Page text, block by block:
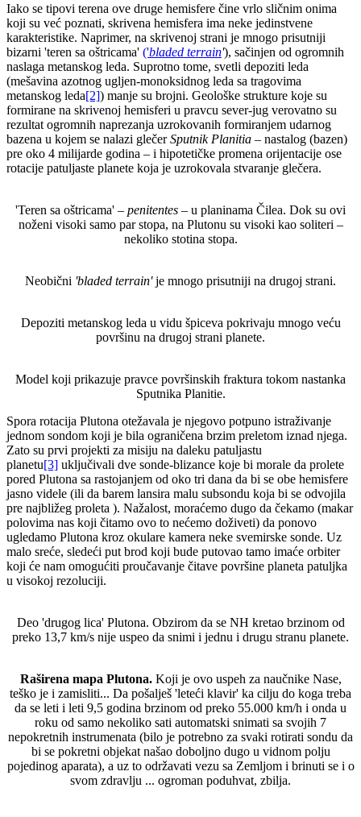
Iako se tipovi terena ove druge hemisfere čine vrlo sličnim onima
koji su već poznati, skrivena hemisfera ima neke jedinstvene
karakteristike. Naprimer, na skrivenoj strani je mnogo prisutniji
bizarni 'teren sa oštricama' ('bladed terrain'), sačinjen od ogromnih
naslaga metanskog leda. Suprotno tome, svetli depoziti leda
(mešavina azotnog ugljen-monoksidnog leda sa tragovima
metanskog leda[2]) manje su brojni. Geološke strukture koje su
formirane na skrivenoj hemisferi u pravcu sever-jug verovatno su
rezultat ogromnih naprezanja uzrokovanih formiranjem udarnog
bazena u kojem se nalazi glečerSputnik Planitia – nastalog (bazen)
pre oko 4 milijarde godina – i hipotetičke promena orijentacije ose
rotacije patuljaste planete koja je uzrokovala stvaranje glečera.
'Teren sa oštricama' – penitentes – u planinama Čilea. Dok su ovi
noženi visoki samo par stopa, na Plutonu su visoki kao soliteri –
nekoliko stotina stopa.
Neobični 'bladed terrain'je mnogo prisutniji na drugoj strani.
Depoziti metanskog leda u vidu špiceva pokrivaju mnogo veću
površinu na drugoj strani planete.
Model koji prikazuje pravce površinskih fraktura tokom nastanka
Sputnika Planitie.
Spora rotacija Plutona otežavala je njegovo potpuno istraživanje
jednom sondom koji je bila ograničena brzim preletom iznad njega.
Zato su prvi projekti za misiju na daleku patuljastu
planetu[3] uključivali dve sonde-blizance koje bi morale da prolete
pored Plutona sa rastojanjem od oko tri dana da bi se obe hemisfere
jasno videle (ili da barem lansira malu subsondu koja bi se odvojila
pre najbližeg proleta ). Nažalost, moraćemo dugo da čekamo (makar
polovima nas koji čitamo ovo to nećemo doživeti) da ponovo
ugledamo Plutona kroz okulare kamera neke svemirske sonde. Uz
malo sreće, sledeći put brod koji bude putovao tamo imaće orbiter
koji će nam omogućiti proučavanje čitave površine planeta patuljka
u visokoj rezoluciji.
Deo 'drugog lica' Plutona. Obzirom da se NH kretao brzinom od
preko 13,7 km/s nije uspeo da snimi i jednu i drugu stranu planete.
Raširena mapa Plutona.Koji je ovo uspeh za naučnike Nase,
teško je i zamisliti... Da pošalješ 'leteći klavir' ka cilju do koga treba
da se leti i leti 9,5 godina brzinom od preko 55.000 km/h i onda u
roku od samo nekoliko sati automatski snimati sa svojih 7
nepokretnih instrumenata (bilo je potrebno za svaki rotirati sondu da
bi se pokretni objekat našao doboljno dugo u vidnom polju
pojedinog aparata), a uz to održavati vezu sa Zemljom i brinuti se i o
svom zdravlju ... ogroman poduhvat, zbilja.